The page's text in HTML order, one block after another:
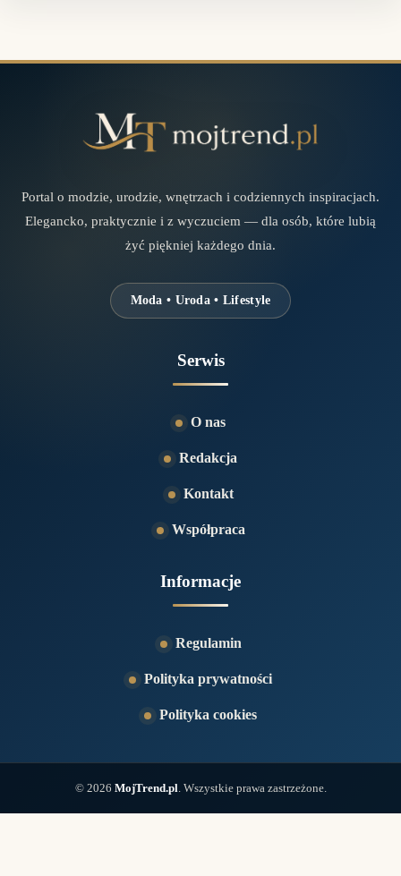
Portal o modzie, urodzie, wnętrzach i codziennych inspiracjach.
Elegancko, praktycznie i z wyczuciem — dla osób, które lubią
żyć piękniej każdego dnia.
Moda • Uroda • Lifestyle
Serwis
O nas
Redakcja
Kontakt
Współpraca
Informacje
Regulamin
Polityka prywatności
Polityka cookies
© 2026 MojTrend.pl . Wszystkie prawa zastrzeżone.